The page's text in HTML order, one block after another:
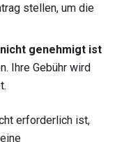
stellen, um die
genehmigt ist
Ihre Gebühr wird
erforderlich ist,